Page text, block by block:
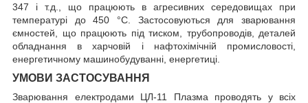
347 і т.д., що працюють в агресивних серед­овищах при
температурі до 450 °С. Застосовуються для зварювання
ємностей, що працюють під тиском, трубопроводів, деталей
облад­нання в харчовій і нафтохімічній промисловості,
енергетичному машинобудуванні, енергетиці.
УМОВИ ЗАСТОСУВАННЯ
Зварювання електродами ЦЛ-11 Плазма проводять у всіх